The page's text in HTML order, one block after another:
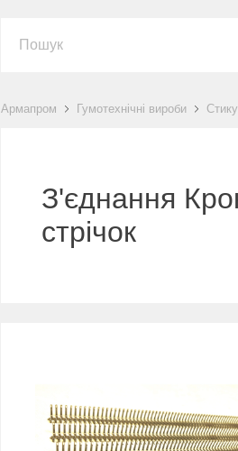
Армапром Гумотехнічні вироби
З'єднання
стрічок